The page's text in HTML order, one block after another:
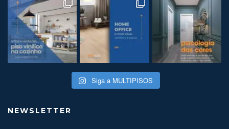
Siga a MULTIPISOS
NEWSLETTER